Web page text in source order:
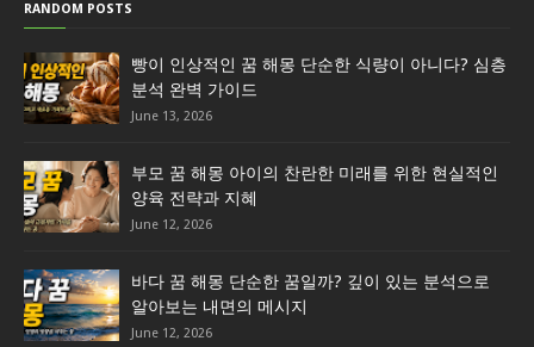
RANDOM POSTS
빵이 인상적인 꿈 해몽 단순한 식량이 아니다? 심층
분석 완벽 가이드
June 13, 2026
부모 꿈 해몽 아이의 찬란한 미래를 위한 현실적인
양육 전략과 지혜
June 12, 2026
바다 꿈 해몽 단순한 꿈일까? 깊이 있는 분석으로
알아보는 내면의 메시지
June 12, 2026